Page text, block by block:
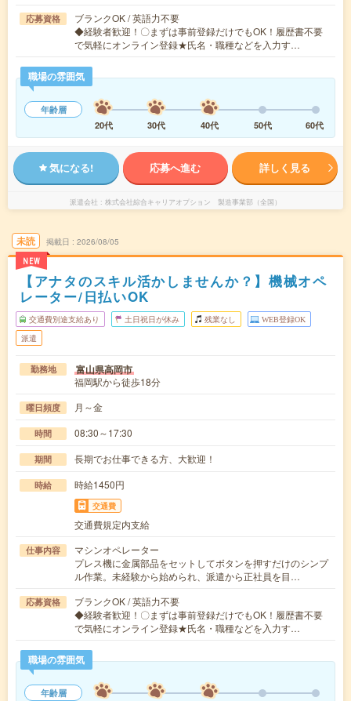
応募資格
ブランクOK / 英語力不要
◆経験者歓迎！〇まずは事前登録だけでもOK！履歴書不要
で気軽にオンライン登録★氏名・職種などを入力す…
職場の雰囲気
年齢層
20代
30代 40代 50代 60代
気になる! 応募へ進む 詳しく見る
派遣会社 株式会社綜合キャリアオプション 製造事業部（全国）
未読
NEW
掲載日 2026/08/05
【アナタのスキル活かしませんか？】機械オペ
レーター/日払いOK
交通費別途支給あり 土日祝日が休み 残業なし WEB登録OK
派遣
勤務地 富山県高岡市
福岡駅から徒歩18分
曜日頻度 月～金
時間 08:30～17:30
期間 長期でお仕事できる方、大歓迎！
時給 時給1450円
交通費
交通費規定内支給
仕事内容
マシンオペレーター
プレス機に金属部品をセットしてボタンを押すだけのシンプ
ル作業。未経験から始められ、派遣から正社員を目…
応募資格
ブランクOK / 英語力不要
◆経験者歓迎！〇まずは事前登録だけでもOK！履歴書不要
で気軽にオンライン登録★氏名・職種などを入力す…
職場の雰囲気
年齢層